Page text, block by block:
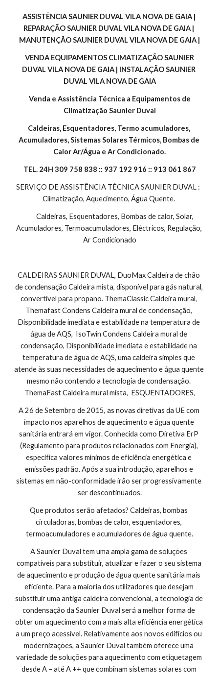
ASSISTÊNCIA SAUNIER DUVAL VILA NOVA DE GAIA |
REPARAÇÃO SAUNIER DUVAL VILA NOVA DE GAIA |
MANUTENÇÃO SAUNIER DUVAL VILA NOVA DE GAIA |
DUVAL VILA NOVA DE GAIA | INSTALAÇÃO SAUNIER
DUVAL VILA NOVA DE GAIA
Climatização Saunier Duval
Caldeiras, Esquentadores, Termo acumuladores,
Acumuladores, Sistemas Solares Térmicos, Bombas de
Calor Ar/Água e Ar Condicionado.
TEL. 24H 309 758 838 :: 937 192 916 :: 913 061 867
SERVIÇO DE ASSISTÊNCIA TÉCNICA SAUNIER DUVAL :
Climatização, Aquecimento, Água Quente.
Acumuladores, Termoacumuladores, Eléctricos, Regulação,
Ar Condicionado
CALDEIRAS SAUNIER DUVAL, DuoMax Caldeira de chão
de condensação Caldeira mista, disponível para gás natural,
convertível para propano. ThemaClassic Caldeira mural,
Themafast Condens Caldeira mural de condensação,
Disponibilidade imediata e estabilidade na temperatura de
água de AQS,  IsoTwin Condens Caldeira mural de
condensação, Disponibilidade imediata e estabilidade na
temperatura de água de AQS, uma caldeira simples que
atende às suas necessidades de aquecimento e água quente
mesmo não contendo a tecnologia de condensação.
ThemaFast Caldeira mural mista,  ESQUENTADORES,
A 26 de Setembro de 2015, as novas diretivas da UE com
impacto nos aparelhos de aquecimento e água quente
sanitária entrará em vigor. Conhecida como Diretiva ErP
(Regulamento para produtos relacionados com Energia),
especifica valores mínimos de eficiência energética e
emissões padrão. Após a sua introdução, aparelhos e
sistemas em não-conformidade irão ser progressivamente
ser descontinuados.
Que produtos serão afetados? Caldeiras, bombas
circuladoras, bombas de calor, esquentadores,
termoacumuladores e acumuladores de água quente.
A Saunier Duval tem uma ampla gama de soluções
compatíveis para substituir, atualizar e fazer o seu sistema
de aquecimento e produção de água quente sanitária mais
eficiente. Para a maioria dos utilizadores que desejam
substituir uma antiga caldeira convencional, a tecnologia de
condensação da Saunier Duval será a melhor forma de
obter um aquecimento com a mais alta eficiência energética
a um preço acessível. Relativamente aos novos edifícios ou
modernizações, a Saunier Duval também oferece uma
variedade de soluções para aquecimento com etiquetagem
desde A – até A ++ que combinam sistemas solares com